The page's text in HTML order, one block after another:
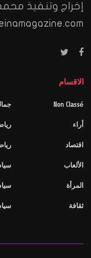
إخراج وتنفيذ
الاقسام
Non Classé
أراء
اقتصاد
الألعاب
المرأة
ثقافة